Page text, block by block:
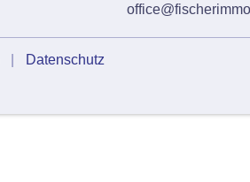
Datenschutz